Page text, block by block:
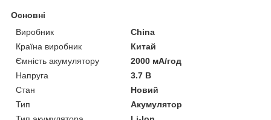
Основні
Виробник
China
Країна виробник
Китай
Ємність акумулятору
2000 мА/год
Напруга
3.7 В
Стан
Новий
Тип
Акумулятор